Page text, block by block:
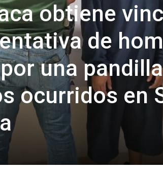
obtiene
de
una
ocurridos en